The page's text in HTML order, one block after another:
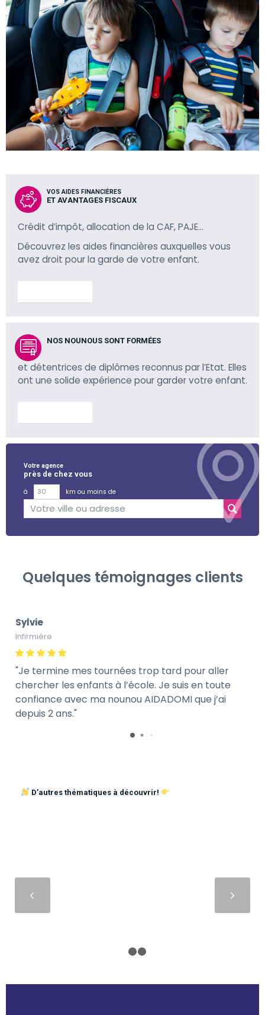
VOS AIDES FINANCIÈRES
ET AVANTAGES FISCAUX
Crédit d’impôt, allocation de la CAF, PAJE…
Découvrez les aides financières auxquelles vous
avez droit pour la garde de votre enfant.
NOS NOUNOUS SONT FORMÉES
et détentrices de diplômes reconnus par l’Etat. Elles
ont une solide expérience pour garder votre enfant.
Votre agence
près de chez vous
à
km ou moins de
Quelques témoignages clients
Sylvie
Infirmière
Je termine mes tournées trop tard pour aller
chercher les enfants à l’école. Je suis en toute
confiance avec ma nounou AIDADOMI que j’ai
depuis 2 ans.
D’autres thématiques à découvrir!